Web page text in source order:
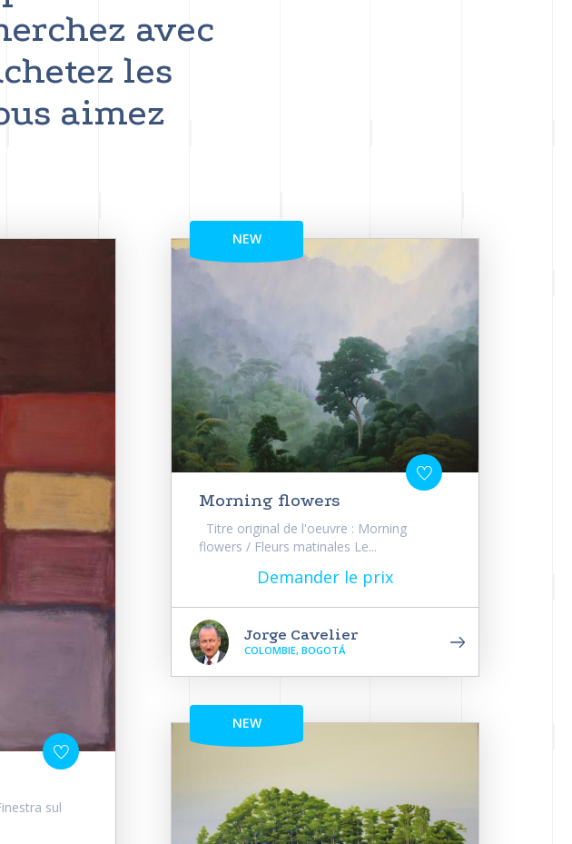
avec
les
aimez
sul
NEW
Morning flowers
Titre original de l'oeuvre : Morning
flowers / Fleurs matinales Le...
Demander le prix
Jorge Cavelier
COLOMBIE, BOGOTÁ
NEW